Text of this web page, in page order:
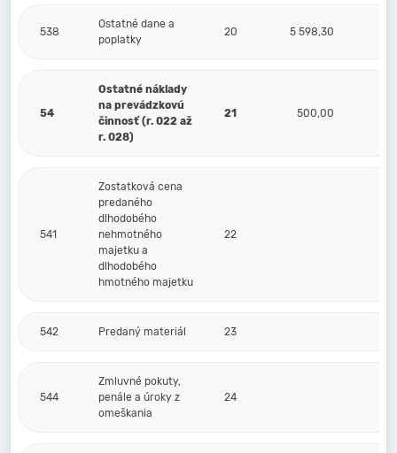
538
Ostatné dane a
poplatky
20 5 598,30
54
Ostatné náklady
na prevádzkovú
činnosť (r. 022 až
r. 028)
21 500,00
541
Zostatková cena
predaného
dlhodobého
nehmotného
majetku a
dlhodobého
hmotného majetku
22
542 Predaný materiál 23
544
Zmluvné pokuty,
penále a úroky z
omeškania
24